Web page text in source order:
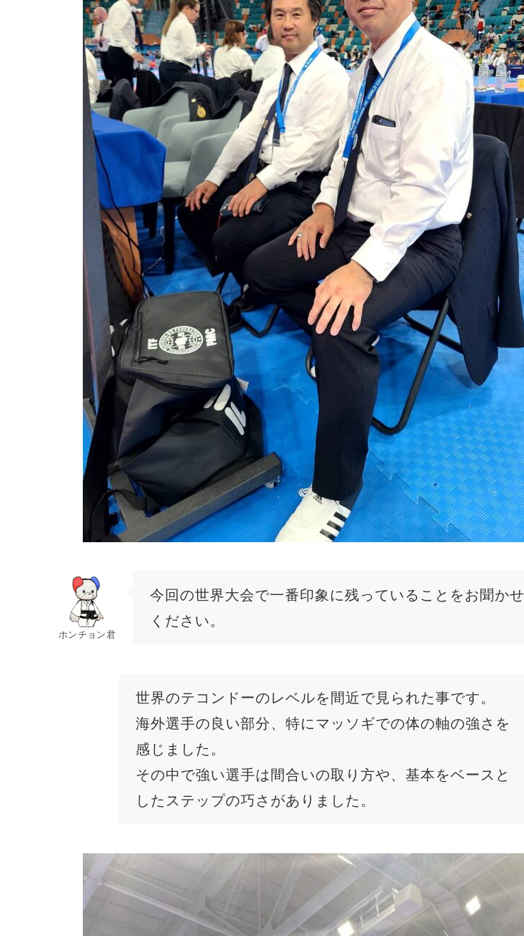
ホンチョン君
今回の世界大会で一番印象に残っていることをお聞かせ
ください。
世界のテコンドーのレベルを間近で見られた事です。
海外選手の良い部分、特にマッソギでの体の軸の強さを
感じました。
その中で強い選手は間合いの取り方や、基本をベースと
したステップの巧さがありました。